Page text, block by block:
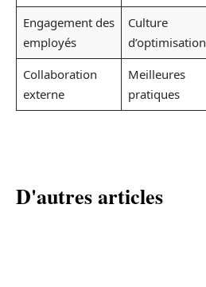
Engagement des
employés
Culture
d’optimisation
Collaboration
externe
Meilleures
pratiques
D'autres articles